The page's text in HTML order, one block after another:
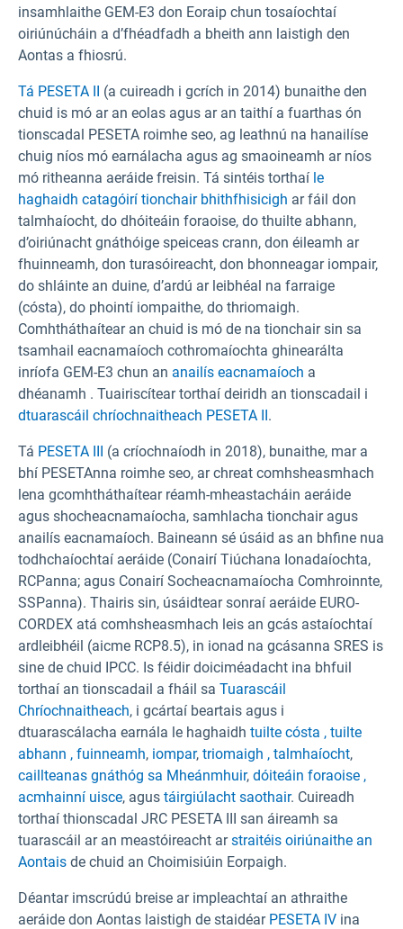
insamhlaithe GEM-E3 don Eoraip chun tosaíochtaí
oiriúnúcháin a d’fhéadfadh a bheith ann laistigh den
Aontas a fhiosrú.
Tá PESETA II (a cuireadh i gcrích in 2014) bunaithe den
chuid is mó ar an eolas agus ar an taithí a fuarthas ón
tionscadal PESETA roimhe seo, ag leathnú na hanailíse
chuig níos mó earnálacha agus ag smaoineamh ar níos
mó ritheanna aeráide freisin. Tá sintéis torthaí le
haghaidh catagóirí tionchair bhithfhisicigh ar fáil don
talmhaíocht, do dhóiteáin foraoise, do thuilte abhann,
d’oiriúnacht gnáthóige speiceas crann, don éileamh ar
fhuinneamh, don turasóireacht, don bhonneagar iompair,
do shláinte an duine, d’ardú ar leibhéal na farraige
(cósta), do phointí iompaithe, do thriomaigh.
Comhtháthaítear an chuid is mó de na tionchair sin sa
tsamhail eacnamaíoch cothromaíochta ghinearálta
inríofa GEM-E3 chun an anailís eacnamaíoch a
dhéanamh . Tuairiscítear torthaí deiridh an tionscadail i
dtuarascáil chríochnaitheach PESETA II.
Tá PESETA III (a críochnaíodh in 2018), bunaithe, mar a
bhí PESETAnna roimhe seo, ar chreat comhsheasmhach
lena gcomhtháthaítear réamh-mheastacháin aeráide
agus shocheacnamaíocha, samhlacha tionchair agus
anailís eacnamaíoch. Baineann sé úsáid as an bhfine nua
todhchaíochtaí aeráide (Conairí Tiúchana Ionadaíochta,
RCPanna; agus Conairí Socheacnamaíocha Comhroinnte,
SSPanna). Thairis sin, úsáidtear sonraí aeráide EURO-
CORDEX atá comhsheasmhach leis an gcás astaíochtaí
ardleibhéil (aicme RCP8.5), in ionad na gcásanna SRES is
sine de chuid IPCC. Is féidir doiciméadacht ina bhfuil
torthaí an tionscadail a fháil sa Tuarascáil
Chríochnaitheach, i gcártaí beartais agus i
dtuarascálacha earnála le haghaidh tuilte cósta , tuilte
abhann , fuinneamh, iompar, triomaigh , talmhaíocht,
caillteanas gnáthóg sa Mheánmhuir, dóiteáin foraoise ,
acmhainní uisce, agus táirgiúlacht saothair. Cuireadh
torthaí thionscadal JRC PESETA III san áireamh sa
tuarascáil ar an meastóireacht arstraitéis oiriúnaithe an
Aontais de chuid an Choimisiúin Eorpaigh.
Déantar imscrúdú breise ar impleachtaí an athraithe
aeráide don Aontas laistigh de staidéar PESETA IV ina